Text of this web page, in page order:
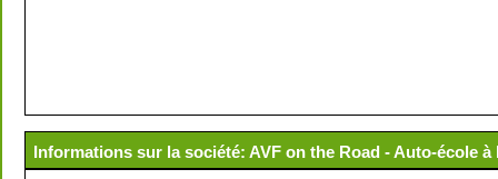
Informations sur la société: AVF on the Road - Auto-école à